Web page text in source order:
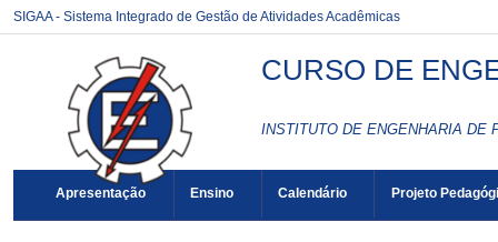
SIGAA - Sistema Integrado de Gestão de Atividades Acadêmicas
CURSO DE
INSTITUTO DE ENGENHARIA DE
Apresentação Ensino Calendário Projeto